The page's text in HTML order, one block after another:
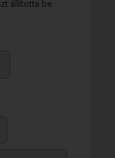
állította be.